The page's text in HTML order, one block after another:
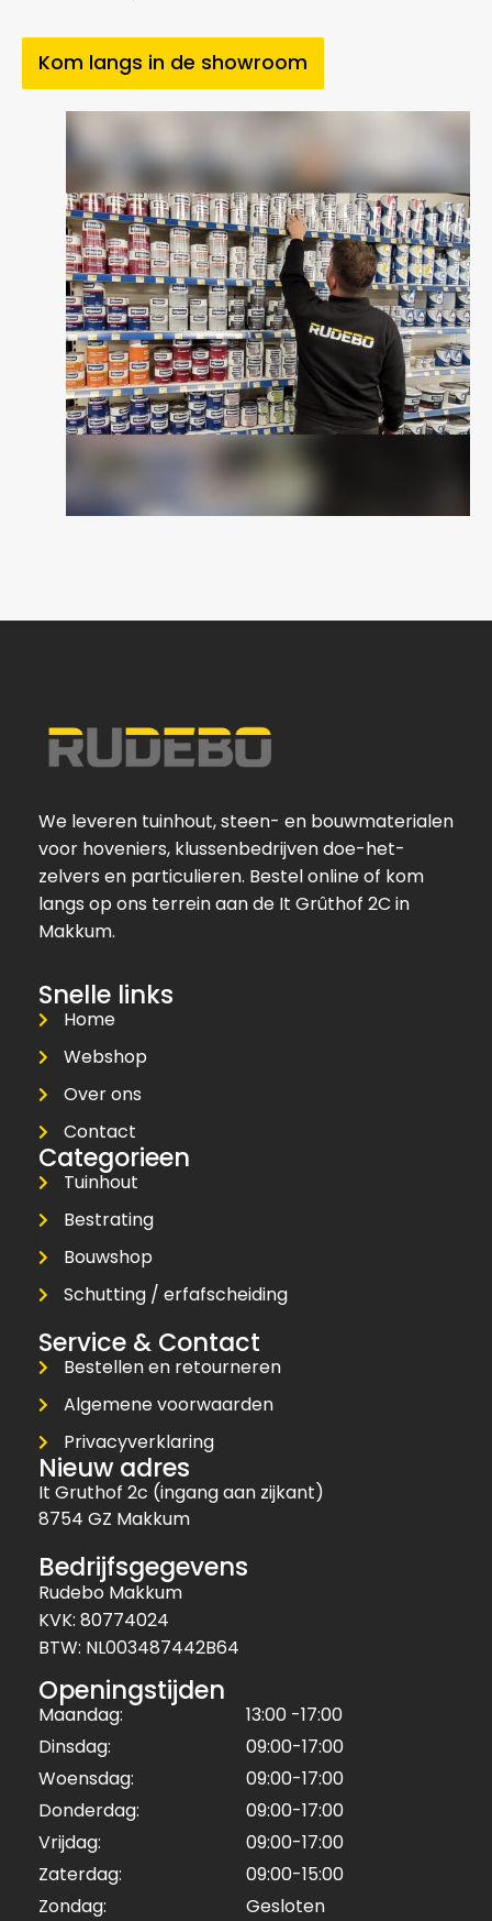
Kom langs in de showroom
We leveren tuinhout, steen- en bouwmaterialen
voor hoveniers, klussenbedrijven doe-het-
zelvers en particulieren. Bestel online of kom
langs op ons terrein aan de It Grûthof 2C in
Makkum.
Snelle links
Home
Webshop
Over ons
Contact
Categorieen
Tuinhout
Bestrating
Bouwshop
Schutting / erfafscheiding
Service & Contact
Bestellen en retourneren
Algemene voorwaarden
Privacyverklaring
Nieuw adres
It Gruthof 2c (ingang aan zijkant)
8754 GZ Makkum
Bedrijfsgegevens
Rudebo Makkum
KVK: 80774024
BTW: NL003487442B64
Openingstijden
Maandag:
13:00 -17:00
Dinsdag:
09:00-17:00
Woensdag:
09:00-17:00
Donderdag:
09:00-17:00
Vrijdag:
09:00-17:00
Zaterdag:
09:00-15:00
Zondag:
Gesloten